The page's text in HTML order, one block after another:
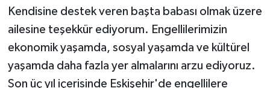
Kendisine destek veren başta babası olmak üzere
ailesine teşekkür ediyorum. Engellilerimizin
ekonomik yaşamda, sosyal yaşamda ve kültürel
yaşamda daha fazla yer almalarını arzu ediyoruz.
Son üç yıl içerisinde Eskişehir'de engellilere